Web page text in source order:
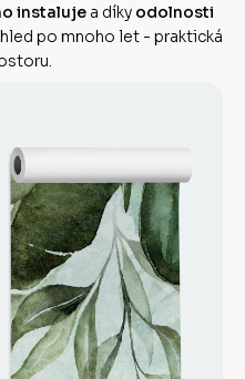
instaluje a díky odolnosti
po mnoho let - praktická